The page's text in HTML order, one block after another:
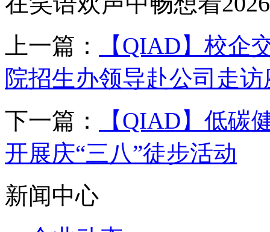
上一篇：
【QIAD】校企
院招生办领导赴公司走访
下一篇：
【QIAD】低碳
开展庆“三八”徒步活动
新闻中心